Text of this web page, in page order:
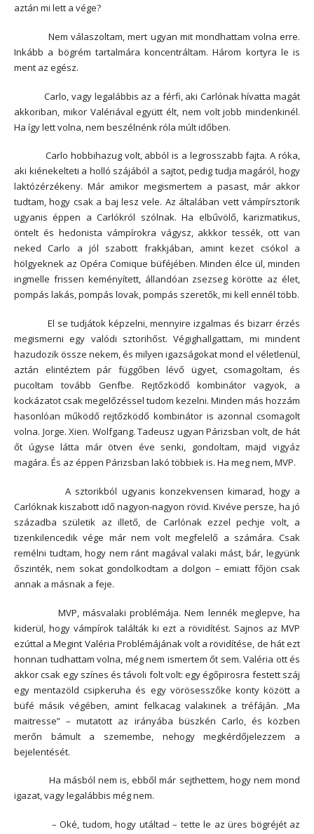
aztán mi lett a vége?
Nem válaszoltam, mert ugyan mit mondhattam volna erre.
Inkább a bögrém tartalmára koncentráltam. Három kortyra le is
ment az egész.
Carlo, vagy legalábbis az a férfi, aki Carlónak hívatta magát
akkoriban, mikor Valériával együtt élt, nem volt jobb mindenkinél.
Ha így lett volna, nem beszélnénk róla múlt időben.
Carlo hobbihazug volt, abból is a legrosszabb fajta. A róka,
aki kiénekelteti a holló szájából a sajtot, pedig tudja magáról, hogy
laktózérzékeny. Már amikor megismertem a pasast, már akkor
tudtam, hogy csak a baj lesz vele. Az általában vett vámpírsztorik
ugyanis éppen a Carlókról szólnak. Ha elbűvölő, karizmatikus,
öntelt és hedonista vámpírokra vágysz, akkkor tessék, ott van
neked Carlo a jól szabott frakkjában, amint kezet csókol a
hölgyeknek az Opéra Comique büféjében. Minden élce ül, minden
ingmelle frissen keményített, állandóan zsezseg körötte az élet,
pompás lakás, pompás lovak, pompás szeretők, mi kell ennél több.
El se tudjátok képzelni, mennyire izgalmas és bizarr érzés
megismerni egy valódi sztorihőst. Végighallgattam, mi mindent
hazudozik össze nekem, és milyen igazságokat mond el véletlenül,
aztán elintéztem pár függőben lévő ügyet, csomagoltam, és
pucoltam tovább Genfbe. Rejtőzködő kombinátor vagyok, a
kockázatot csak megelőzéssel tudom kezelni. Minden más hozzám
hasonlóan működő rejtőzködő kombinátor is azonnal csomagolt
volna. Jorge. Xien. Wolfgang. Tadeusz ugyan Párizsban volt, de hát
őt úgyse látta már ötven éve senki, gondoltam, majd vigyáz
magára. És az éppen Párizsban lakó többiek is. Ha meg nem, MVP.
A sztorikból ugyanis konzekvensen kimarad, hogy a
Carlóknak kiszabott idő nagyon-nagyon rövid. Kivéve persze, ha jó
századba születik az illető, de Carlónak ezzel pechje volt, a
tizenkilencedik vége már nem volt megfelelő a számára. Csak
remélni tudtam, hogy nem ránt magával valaki mást, bár, legyünk
őszinték, nem sokat gondolkodtam a dolgon – emiatt főjön csak
annak a másnak a feje.
MVP, másvalaki problémája. Nem lennék meglepve, ha
kiderül, hogy vámpírok találták ki ezt a rövidítést. Sajnos az MVP
ezúttal a Megint Valéria Problémájának volt a rövidítése, de hát ezt
honnan tudhattam volna, még nem ismertem őt sem. Valéria ott és
akkor csak egy színes és távoli folt volt: egy égőpirosra festett száj
egy mentazöld csipkeruha és egy vörösesszőke konty között a
büfé másik végében, amint felkacag valakinek a tréfáján. „Ma
maitresse” – mutatott az irányába büszkén Carlo, és közben
merőn bámult a szemembe, nehogy megkérdőjelezzem a
bejelentését.
Ha másból nem is, ebből már sejthettem, hogy nem mond
igazat, vagy legalábbis még nem.
– Oké, tudom, hogy utáltad – tette le az üres bögréjét az